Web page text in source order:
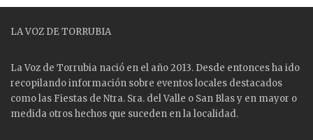
LA VOZ DE TORRUBIA
La Voz de Torrubia nació en el año 2013. Desde entonces ha ido
recopilando información sobre eventos locales destacados
como las Fiestas de Ntra. Sra. del Valle o San Blas y en mayor o
medida otros hechos que suceden en la localidad.